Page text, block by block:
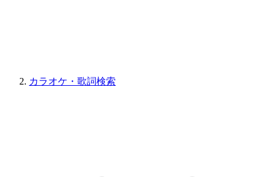
カラオケ・歌詞検索